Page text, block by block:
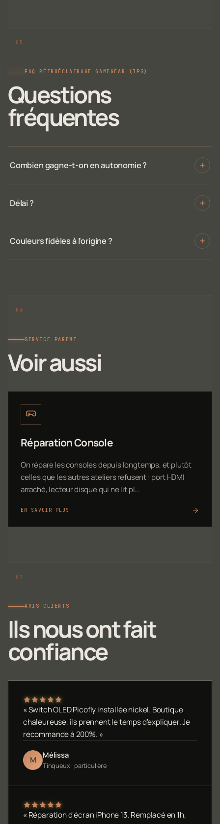
FAQ RÉTROÉCLAIRAGE GAMEGEAR (IPS)
Questions
fréquentes
Combien gagne-t-on en autonomie ?
Délai ?
Couleurs fidèles à l'origine ?
SERVICE PARENT
Voir aussi
Réparation Console
On répare les consoles depuis longtemps, et plutôt
celles que les autres ateliers refusent : port HDMI
arraché, lecteur disque qui ne lit pl…
EN SAVOIR PLUS
AVIS CLIENTS
Ils nous ont fait
confiance
« Switch OLED Picofly installée nickel. Boutique
chaleureuse, ils prennent le temps d'expliquer. Je
recommande à 200%. »
M Mélissa
Tinqueux · particulière
« Réparation d'écran iPhone 13. Remplacé en 1h,